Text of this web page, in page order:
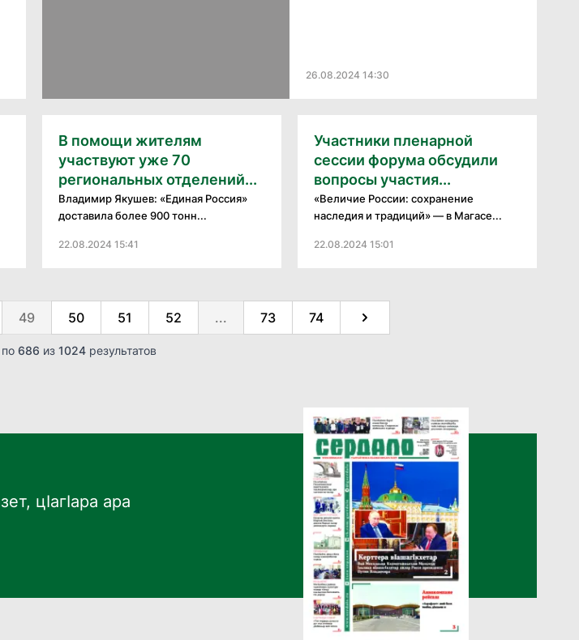
26.08.2024 14:30
В помощи жителям
участвуют уже 70
региональных отделений...
Владимир Якушев: «Единая Россия»
доставила более 900 тонн...
22.08.2024 15:41
Участники пленарной
сессии форума обсудили
вопросы участия...
«Величие России: сохранение
наследия и традиций» — в Магасе...
22.08.2024 15:01
49 50 51 52 ... 73 74
по 686 из 1024 результатов
цӀагӀара ара